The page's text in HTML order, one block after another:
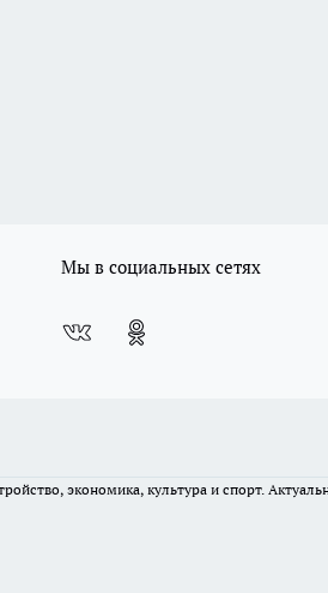
Мы в социальных сетях
экономика, культура и спорт.